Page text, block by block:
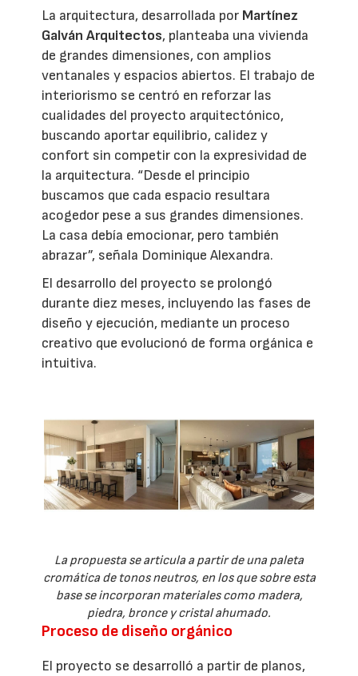
La arquitectura, desarrollada por Martínez
Galván Arquitectos, planteaba una vivienda
de grandes dimensiones, con amplios
ventanales y espacios abiertos. El trabajo de
interiorismo se centró en reforzar las
cualidades del proyecto arquitectónico,
buscando aportar equilibrio, calidez y
confort sin competir con la expresividad de
la arquitectura. “Desde el principio
buscamos que cada espacio resultara
acogedor pese a sus grandes dimensiones.
La casa debía emocionar, pero también
abrazar”, señala Dominique Alexandra.
El desarrollo del proyecto se prolongó
durante diez meses, incluyendo las fases de
diseño y ejecución, mediante un proceso
creativo que evolucionó de forma orgánica e
intuitiva.
La propuesta se articula a partir de una paleta
cromática de tonos neutros, en los que sobre esta
base se incorporan materiales como madera,
piedra, bronce y cristal ahumado.
Proceso de diseño orgánico
El proyecto se desarrolló a partir de planos,